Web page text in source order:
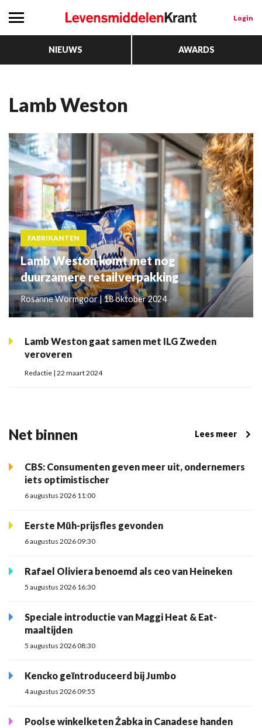
Login
NIEUWS AWARDS
Lamb Weston
FABRIKANTEN
Lamb Weston komt met nog
duurzamere retailverpakking
Rosanne Wormgoor | 18 oktober 2024
Lamb Weston gaat samen met ILG Zweden
veroveren
Redactie | 22 maart 2024
Net binnen Lees meer
CBS: Consumenten geven meer uit, ondernemers
iets optimistischer
6 augustus 2026 11:00
Eerste Müh-prijsfles gevonden
6 augustus 2026 09:30
Rafael Oliviera benoemd als ceo van Heineken
5 augustus 2026 16:30
Speciale introductie van Maggi Heat & Eat-
maaltijden
5 augustus 2026 08:30
Kencko geïntroduceerd bij Jumbo
4 augustus 2026 09:55
Poolse winkelketen Żabka in Canadese handen